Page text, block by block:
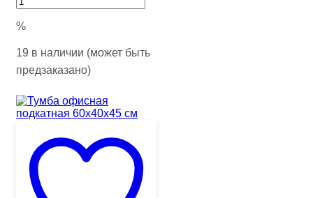
%
19 в наличии (может быть
предзаказано)